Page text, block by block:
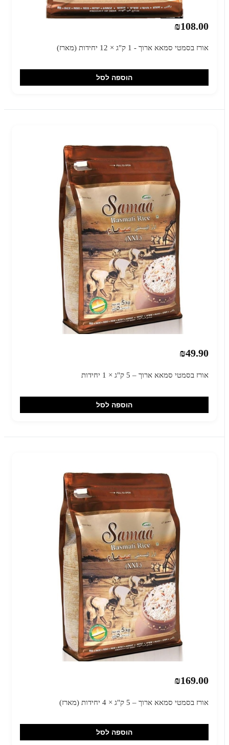
₪108.00
אורז בסמטי סמאא ארוך - 1 ק"ג × 12 יחידות (מארז)
הוספה לסל
₪49.90
אורז בסמטי סמאא ארוך – 5 ק"ג × 1 יחידות
הוספה לסל
₪169.00
אורז בסמטי סמאא ארוך – 5 ק"ג × 4 יחידות (מארז)
הוספה לסל